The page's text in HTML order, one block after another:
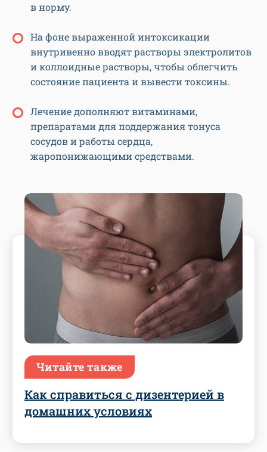
в норму.
На фоне выраженной интоксикации
внутривенно вводят растворы электролитов
и коллоидные растворы, чтобы облегчить
состояние пациента и вывести токсины.
Лечение дополняют витаминами,
препаратами для поддержания тонуса
сосудов и работы сердца,
жаропонижающими средствами.
Читайте также
Как справиться с дизентерией в
домашних условиях